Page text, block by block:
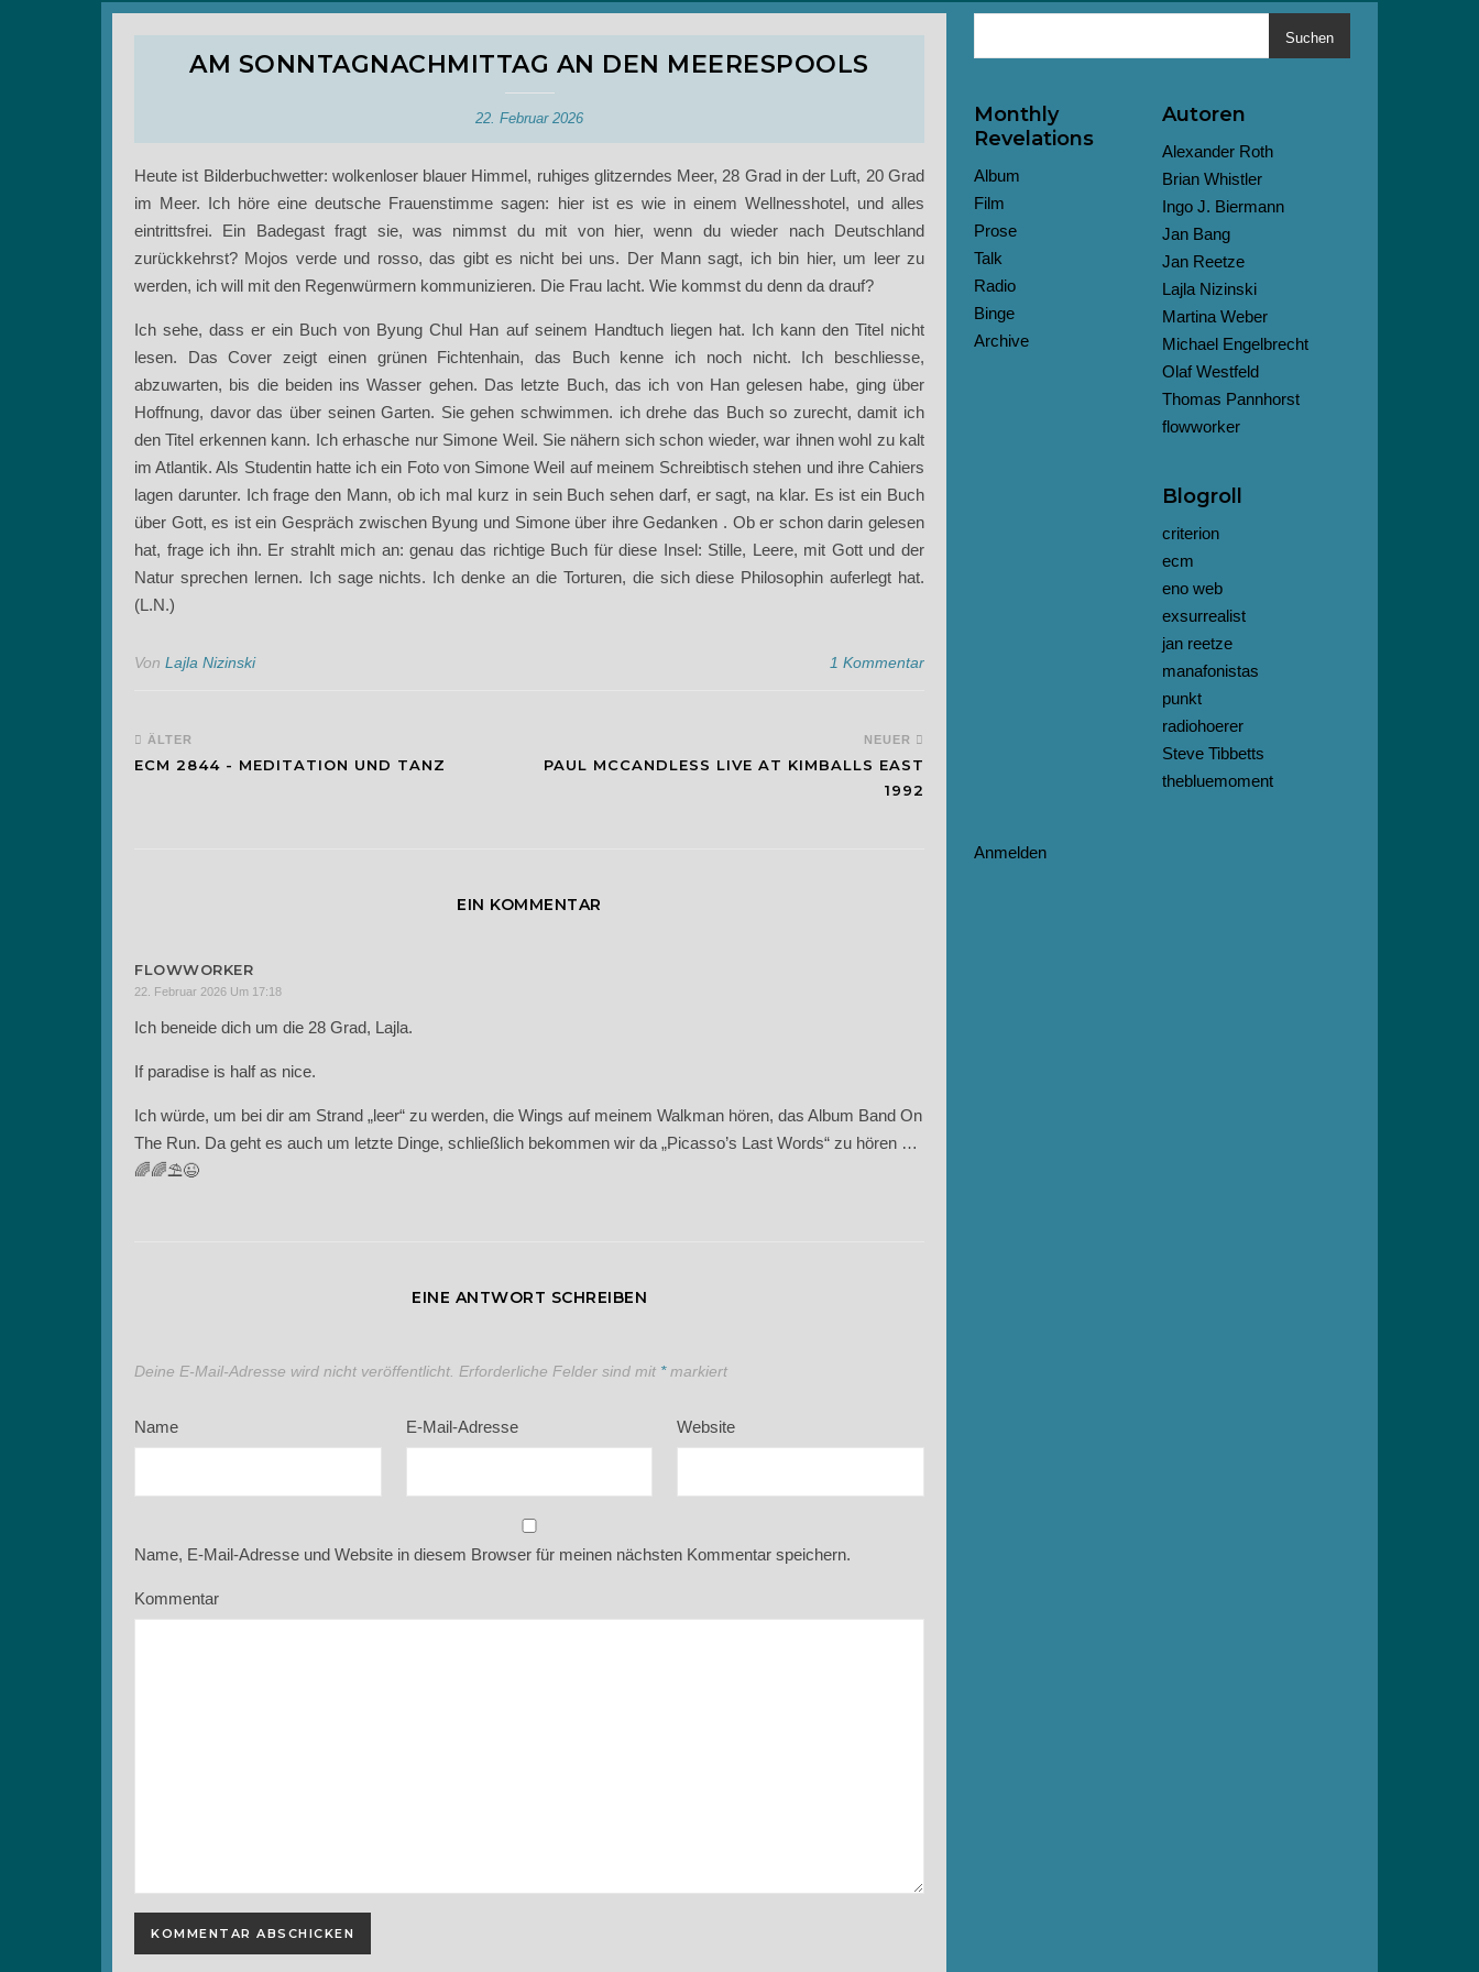
AM SONNTAGNACHMITTAG AN DEN MEERESPOOLS
22. Februar 2026
Heute ist Bilderbuchwetter: wolkenloser blauer Himmel, ruhiges glitzerndes Meer, 28 Grad in der Luft, 20 Grad
im Meer. Ich höre eine deutsche Frauenstimme sagen: hier ist es wie in einem Wellnesshotel, und alles
eintrittsfrei. Ein Badegast fragt sie, was nimmst du mit von hier, wenn du wieder nach Deutschland
zurückkehrst? Mojos verde und rosso, das gibt es nicht bei uns. Der Mann sagt, ich bin hier, um leer zu
werden, ich will mit den Regenwürmern kommunizieren. Die Frau lacht. Wie kommst du denn da drauf?
Ich sehe, dass er ein Buch von Byung Chul Han auf seinem Handtuch liegen hat. Ich kann den Titel nicht
lesen. Das Cover zeigt einen grünen Fichtenhain, das Buch kenne ich noch nicht. Ich beschliesse,
abzuwarten, bis die beiden ins Wasser gehen. Das letzte Buch, das ich von Han gelesen habe, ging über
Hoffnung, davor das über seinen Garten. Sie gehen schwimmen. ich drehe das Buch so zurecht, damit ich
den Titel erkennen kann. Ich erhasche nur Simone Weil. Sie nähern sich schon wieder, war ihnen wohl zu kalt
im Atlantik. Als Studentin hatte ich ein Foto von Simone Weil auf meinem Schreibtisch stehen und ihre Cahiers
lagen darunter. Ich frage den Mann, ob ich mal kurz in sein Buch sehen darf, er sagt, na klar. Es ist ein Buch
über Gott, es ist ein Gespräch zwischen Byung und Simone über ihre Gedanken . Ob er schon darin gelesen
hat, frage ich ihn. Er strahlt mich an: genau das richtige Buch für diese Insel: Stille, Leere, mit Gott und der
Natur sprechen lernen. Ich sage nichts. Ich denke an die Torturen, die sich diese Philosophin auferlegt hat.
(L.N.)
Von Lajla Nizinski 1 Kommentar
ÄLTER
ECM 2844 - MEDITATION UND TANZ
NEUER
PAUL MCCANDLESS LIVE AT KIMBALLS EAST
1992
EIN KOMMENTAR
FLOWWORKER
22. Februar 2026 Um 17:18
Ich beneide dich um die 28 Grad, Lajla.
If paradise is half as nice.
Ich würde, um bei dir am Strand „leer“ zu werden, die Wings auf meinem Walkman hören, das Album Band On
The Run. Da geht es auch um letzte Dinge, schließlich bekommen wir da „Picasso’s Last Words“ zu hören …
🌈🌈⛱️😉
EINE ANTWORT SCHREIBEN
Deine E-Mail-Adresse wird nicht veröffentlicht. Erforderliche Felder sind mit *markiert
Name E-Mail-Adresse Website
Name, E-Mail-Adresse und Website in diesem Browser für meinen nächsten Kommentar speichern.
Kommentar
Suchen
Monthly
Revelations
Album
Film
Prose
Talk
Radio
Binge
Archive
Autoren
Alexander Roth
Brian Whistler
Ingo J. Biermann
Jan Bang
Jan Reetze
Lajla Nizinski
Martina Weber
Michael Engelbrecht
Olaf Westfeld
Thomas Pannhorst
flowworker
Blogroll
criterion
ecm
eno web
exsurrealist
jan reetze
manafonistas
punkt
radiohoerer
Steve Tibbetts
thebluemoment
Anmelden